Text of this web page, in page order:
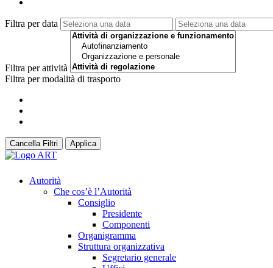
Filtra per data
Filtra per attività
Filtra per modalità di trasporto
Cancella Filtri Applica
Autorità
Che cos’è l’Autorità
Consiglio
Presidente
Componenti
Organigramma
Struttura organizzativa
Segretario generale